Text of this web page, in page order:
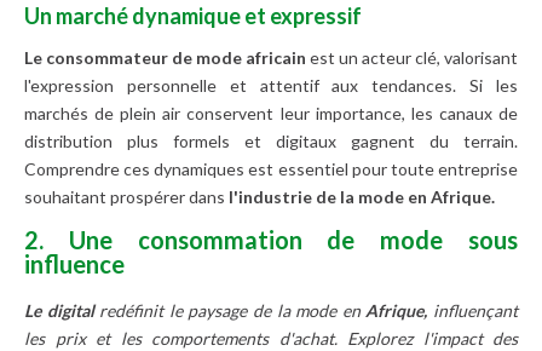
Un marché dynamique et expressif
Le consommateur de mode africain est un acteur clé, valorisant
l'expression personnelle et attentif aux tendances. Si les
marchés de plein air conservent leur importance, les canaux de
distribution plus formels et digitaux gagnent du terrain.
Comprendre ces dynamiques est essentiel pour toute entreprise
souhaitant prospérer dans l'industrie de la mode en Afrique.
2. Une consommation de mode sous
influence
Le digitalredéfinit le paysage de la mode en Afrique, influençant
les prix et les comportements d'achat. Explorez l'impact des